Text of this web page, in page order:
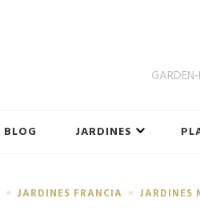
BLOG JARDINES
JARDINES FRANCIA JARDINES